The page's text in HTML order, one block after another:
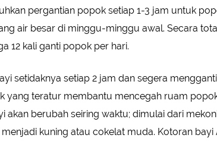
pergantian popok setiap 1-3 jam untuk
air besar di minggu-minggu awal. Secara
12 kali ganti popok per hari.
setidaknya setiap 2 jam dan segera
yang teratur membantu mencegah ruam
akan berubah seiring waktu; dimulai dari
kuning atau cokelat muda. Kotoran bayi